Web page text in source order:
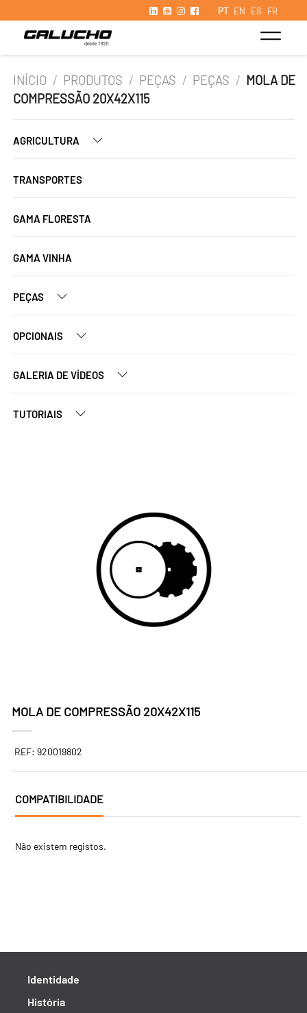
PT EN ES FR
INÍCIO / PRODUTOS / PEÇAS / PEÇAS / MOLA DE
COMPRESSÃO 20X42X115
AGRICULTURA
TRANSPORTES
GAMA FLORESTA
GAMA VINHA
PEÇAS
OPCIONAIS
GALERIA DE VÍDEOS
TUTORIAIS
MOLA DE COMPRESSÃO 20X42X115
REF: 920019802
COMPATIBILIDADE
Não existem registos.
Identidade
História